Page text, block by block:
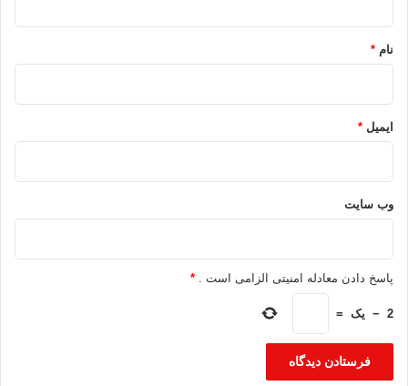
نام *
ایمیل *
وب‌ سایت
پاسخ دادن معادله امنیتی الزامی است . *
2
− یک =